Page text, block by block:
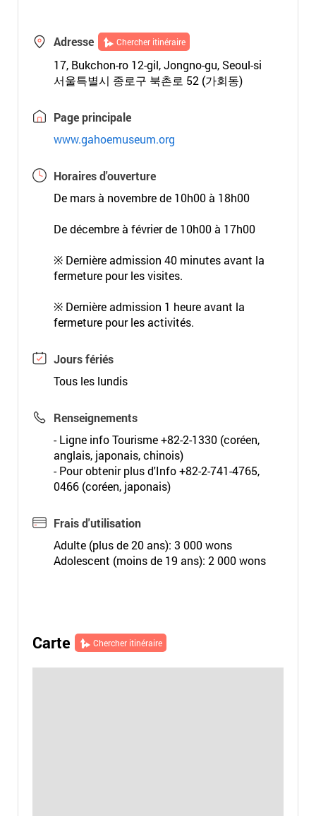
Adresse Chercher itinéraire
17, Bukchon-ro 12-gil, Jongno-gu, Seoul-si
서울특별시 종로구 북촌로 52 (가회동)
Page principale
www.gahoemuseum.org
Horaires d'ouverture
De mars à novembre de 10h00 à 18h00
De décembre à février de 10h00 à 17h00
※ Dernière admission 40 minutes avant la
fermeture pour les visites.
※ Dernière admission 1 heure avant la
fermeture pour les activités.
Jours fériés
Tous les lundis
Renseignements
- Ligne info Tourisme +82-2-1330 (coréen,
anglais, japonais, chinois)
- Pour obtenir plus d'Info +82-2-741-4765,
0466 (coréen, japonais)
Frais d'utilisation
Adulte (plus de 20 ans): 3 000 wons
Adolescent (moins de 19 ans): 2 000 wons
Carte Chercher itinéraire